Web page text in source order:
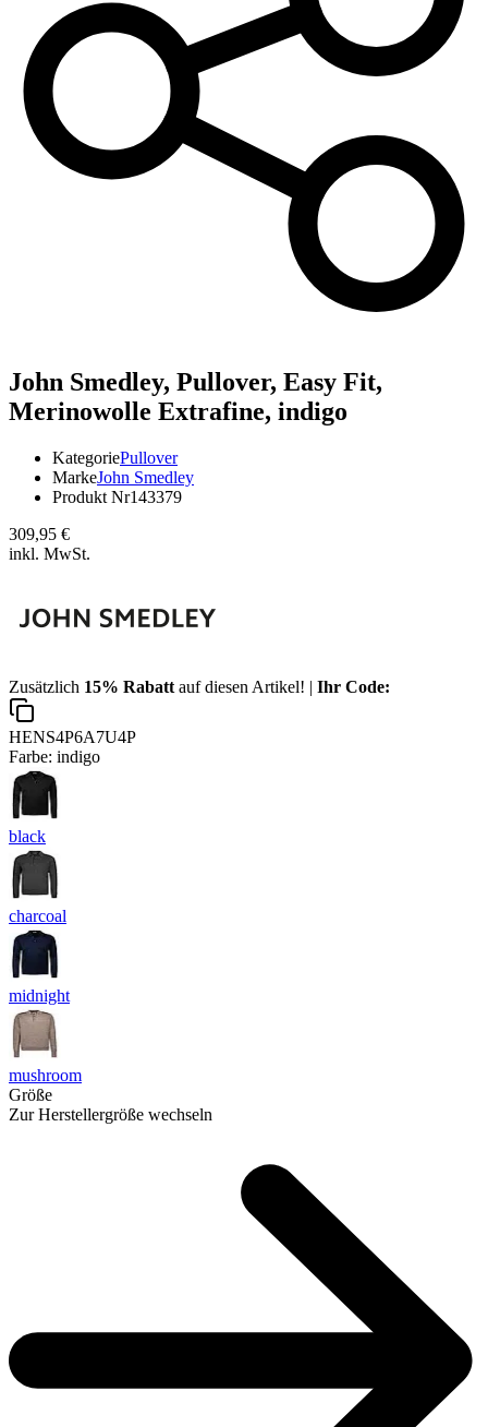
John Smedley, Pullover, Easy Fit,
Merinowolle Extrafine, indigo
KategoriePullover
MarkeJohn Smedley
Produkt Nr143379
309,95 €
inkl. MwSt.
Zusätzlich 15% Rabatt auf diesen Artikel! | Ihr Code:
HENS4P6A7U4P
Farbe: indigo
black
charcoal
midnight
mushroom
Größe
Zur Herstellergröße wechseln